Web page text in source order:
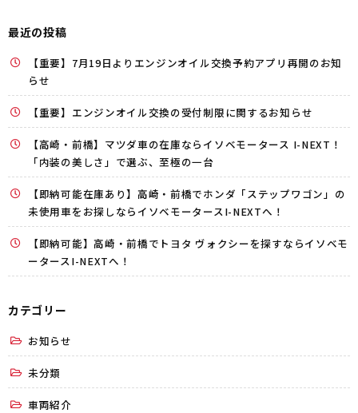
最近の投稿
【重要】7月19日よりエンジンオイル交換予約アプリ再開のお知
らせ
【重要】エンジンオイル交換の受付制限に関するお知らせ
【高崎・前橋】マツダ車の在庫ならイソベモータース I-NEXT！
「内装の美しさ」で選ぶ、至極の一台
【即納可能在庫あり】高崎・前橋でホンダ「ステップワゴン」の
未使用車をお探しならイソベモータースI-NEXTへ！
【即納可能】高崎・前橋でトヨタ ヴォクシーを探すならイソベモ
ータースI-NEXTへ！
カテゴリー
お知らせ
未分類
車両紹介